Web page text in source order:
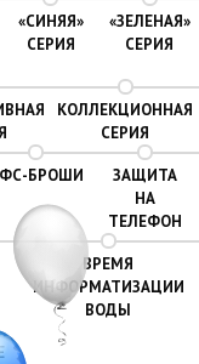
«СИНЯЯ»
СЕРИЯ
«ЗЕЛЕНАЯ»
СЕРИЯ
КОЛЛЕКЦИОННАЯ
СЕРИЯ
БРОШИ
ЗАЩИТА
НА
ТЕЛЕФОН
ВРЕМЯ
ИНФОРМАТИЗАЦИИ
ВОДЫ